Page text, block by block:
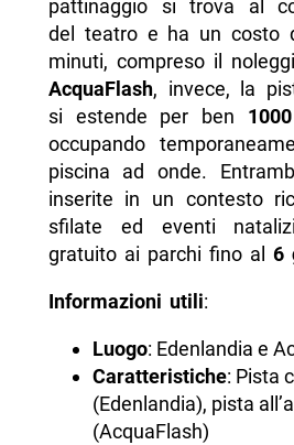
pattinaggio si trova al
del teatro e ha un costo
minuti, compreso il
AcquaFlash, invece, la
si estende per ben
occupando
piscina ad onde.
inserite in un contesto
sfilate ed eventi
gratuito ai parchi fino al 6
Informazioni utili:
Luogo: Edenlandia e
Caratteristiche: Pista
(Edenlandia), pista
(AcquaFlash)